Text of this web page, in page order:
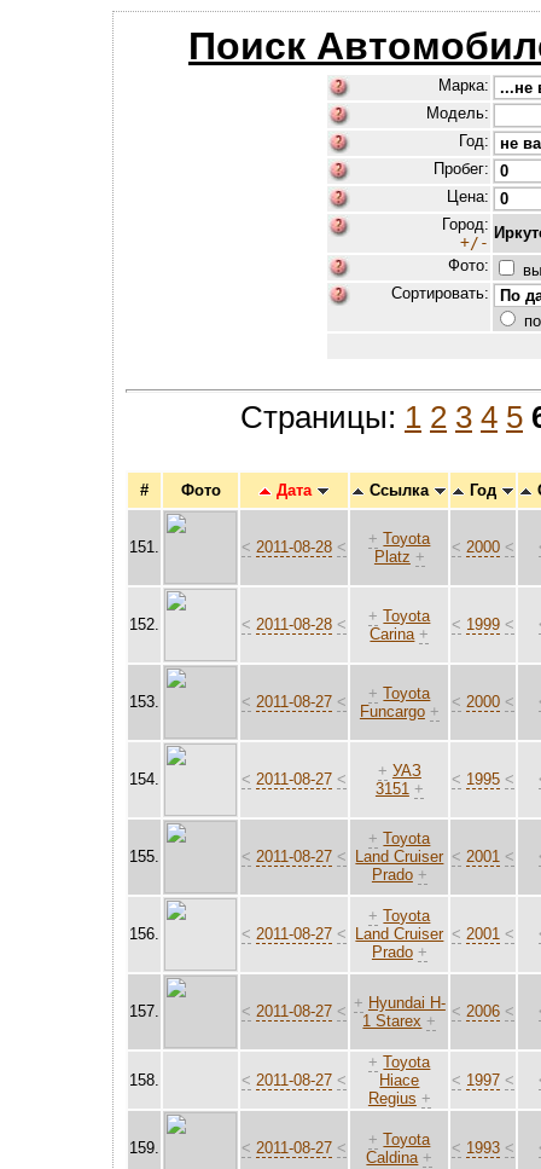
Поиск
Марка:
Модель:
Год:
Пробег:
Цена:
Город:
+/-
Фото:
Сортировать:
Страницы: 1 2 3 4 5
# Фото Дата Ссылка Год
151. < 2011-08-28 < + Toyota
Platz +
< 2000 <
152. < 2011-08-28 < + Toyota
Carina +
< 1999 <
153. < 2011-08-27 < + Toyota
Funcargo +
< 2000 <
154. < 2011-08-27 < + УАЗ
3151 +
< 1995 <
155. < 2011-08-27 <
+ Toyota
Land Cruiser
Prado +
< 2001 <
156. < 2011-08-27 <
+ Toyota
Land Cruiser
Prado +
< 2001 <
157. < 2011-08-27 < + Hyundai H-
1 Starex +
< 2006 <
158. < 2011-08-27 <
+ Toyota
Hiace
Regius +
< 1997 <
159. < 2011-08-27 < + Toyota
Caldina +
< 1993 <